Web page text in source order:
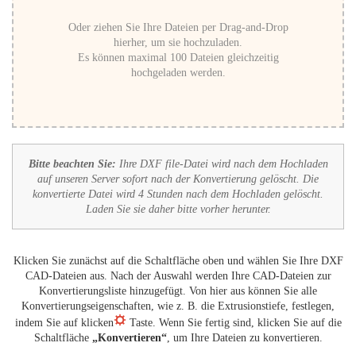
Oder ziehen Sie Ihre Dateien per Drag-and-Drop
hierher, um sie hochzuladen.
Es können maximal 100 Dateien gleichzeitig
hochgeladen werden.
Bitte beachten Sie: Ihre DXF file-Datei wird nach dem Hochladen
auf unseren Server sofort nach der Konvertierung gelöscht. Die
konvertierte Datei wird 4 Stunden nach dem Hochladen gelöscht.
Laden Sie sie daher bitte vorher herunter.
Klicken Sie zunächst auf die Schaltfläche oben und wählen Sie Ihre DXF
CAD-Dateien aus. Nach der Auswahl werden Ihre CAD-Dateien zur
Konvertierungsliste hinzugefügt. Von hier aus können Sie alle
Konvertierungseigenschaften, wie z. B. die Extrusionstiefe, festlegen,
indem Sie auf klicken
Taste. Wenn Sie fertig sind, klicken Sie auf die
Schaltfläche „Konvertieren“, um Ihre Dateien zu konvertieren.